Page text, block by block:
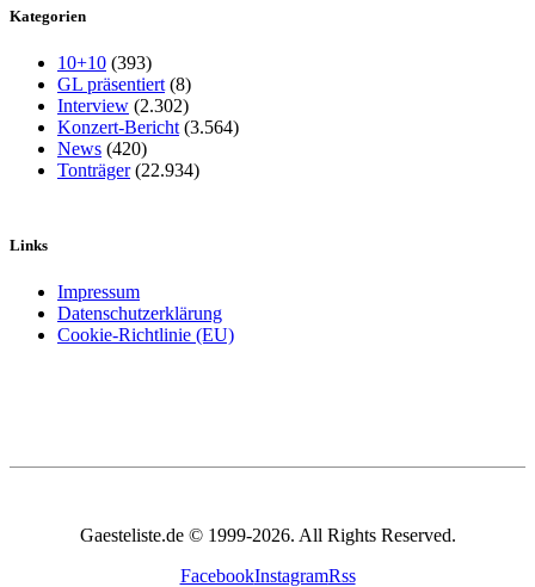
Kategorien
10+10 (393)
GL präsentiert (8)
Interview (2.302)
Konzert-Bericht (3.564)
News (420)
Tonträger(22.934)
Links
Impressum
Datenschutzerklärung
Cookie-Richtlinie (EU)
Gaesteliste.de © 1999-2026. All Rights Reserved.
FacebookInstagramRss